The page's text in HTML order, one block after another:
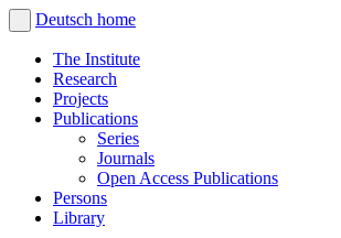
Deutsch home
The Institute
Research
Projects
Publications
Series
Journals
Open Access Publications
Persons
Library